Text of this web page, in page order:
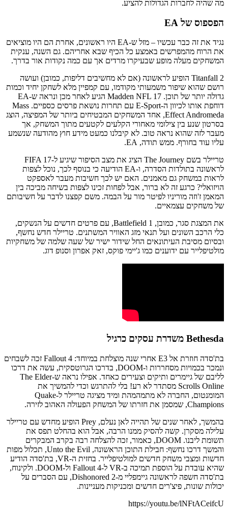
מה שהיה לחברות הגדולות להציע.
הפספוס של EA
נגיד את זה כבר עכשיו – מזל ש-EA היו ראשונים, אחרת הם היו מוציאים
את הרוח מהמפרשים באמצע כל הכיף שבא אחריהם. גם השנה, ענקית
המשחקים מעלה מופע שבעיקרו מרדים אך עם כמה נקודות אור בדרך.
Titanfall 2 הופיע לראשונה (אם לא מחשיבים דליפות, כמובן) ועושה
רושם שהוא שיפור משמעותי מקודמו, עם קמפיין מלא לשחקן יחיד וכמות
גדולה יותר של תוכן. Madden NFL 17 הגיע לאחר מכן ונראה ש-EA
דוחפת אותו לכיוון ה-E-Sport עם תחרות נושאת פרסים כספיים. Mass
Effect Andromeda, אחד המשחקים המבטיחים ביותר של המפיצה, הוצג
בסרטון שנע בין צילומי מאחורי הקלעים לקטעים מתוך המשחק, אך
מעבר לזה שהוא נראה טוב. לא קיבלנו כמעט מידע חוץ מהודעה שנשמע
עליו עוד בחורף. ממש תודה, EA.
טריילר בשם The Journey הציג את מצב הסיפור שיגיע ל-FIFA 17
לראשונה בתולדות הסדרה, ו-EA הודיעה כי בנוסף לכך, נוכל לצפות
לראות במשחק גם מאמנים. האם יש לכך חשיבות מעבר לאספקט
הויזואלי? כרגע זה לא ברור, אבל לפחות זכינו לצפות בשיחה מביכה בין
המאמן ז'וזה מוריניו לפיטר מור על הבמה. משם קפצנו לדבר על חשיבותם
של משחקים עצמאיים.
את המצגת סגר, כמובן, Battlefield 1, עם פרטים חדשים על הנשקים,
כלי הרכב השונים ועל תנאי מזג האוויר המשתנים. טריילר חדש נחשף,
ובסיום מסיבת העיתונאים החל שידור ישיר של שעה שלמה של משחקיות
מולטיפלייר עם ידוענים כמו ג'יימי פוקס, זאק אפרון וסנופ דוג.
Bethesda משדרת עסקים כרגיל
בת'סדה חוזרת אל E3 אחרי שנה מוצלחת במיוחד: Fallout 4 זכה לשבחים
ונמכר בכמויות מסחררות ו-DOOM, בדרכו הגרוטסקית, עשה את דרכו
לליבם של גיימרים ותיקים וצעירים כאחד. אפילו נראה ש-The Elder
Scrolls Online מסתדר לא רע! בלי להתרגש וכדי להמשיך את
המומנטום, החברה לא מתמהמהת ומיד מציגה טריילר ל-Quake
Champions, שמסמן את חזרתו של המשחק הפעולה האהוב לזירה.
בהמשך, לאחר שנים של תהייה לאן נעלם, Prey הופיע מחדש עם טריילר
עלילה מסקרן. קשה להסיק ממנו הרבה, אבל הוא בהחלט תפס את
תשומת ליבנו. DOOM, כאמור, זכה להצלחה רבה בקרב המבקרים
והמשך דרכו נחשף: חבילת התוכן הראשונה, Unto the Evil, תכלול מפות
חדשות ומצבי משחק חדשים למולטיפלייר. בחזית ה-VR, בת'סדה הודיע
שהיא עובדת על הוספת תמיכה ב-VR ל-Fallout 4 ול-DOOM. ולקינוח,
בת'סדה חשפה לראשונה גיימפליי מ-Dishonored 2, עם הסברים על
יכולות שונות, פיצ'רים חדשים ומכניקות מעניינות.
https://youtu.be/lNFtACeifcU